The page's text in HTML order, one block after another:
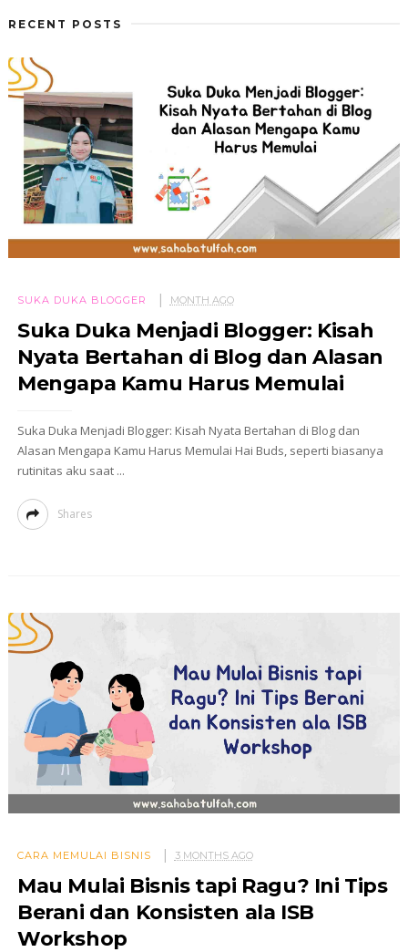
RECENT POSTS
SUKA DUKA BLOGGER MONTH AGO
Suka Duka Menjadi Blogger: Kisah
Nyata Bertahan di Blog dan Alasan
Mengapa Kamu Harus Memulai
Suka Duka Menjadi Blogger: Kisah Nyata Bertahan di Blog dan
Alasan Mengapa Kamu Harus Memulai Hai Buds, seperti biasanya
rutinitas aku saat ...
Shares
CARA MEMULAI BISNIS 3 MONTHS AGO
Mau Mulai Bisnis tapi Ragu? Ini Tips
Berani dan Konsisten ala ISB
Workshop